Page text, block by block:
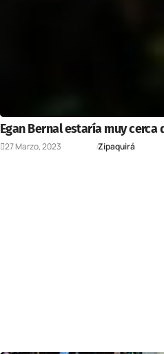
Egan Bernal estaría muy
27 Marzo, 2023 DeportesZipaquirá